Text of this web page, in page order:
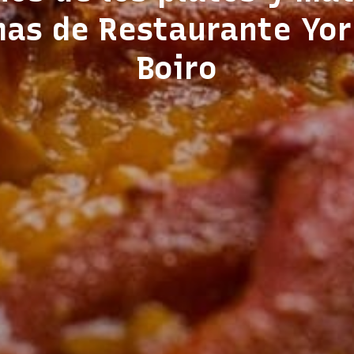
de Restaurante
Boiro